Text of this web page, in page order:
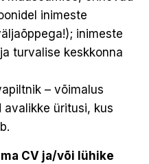
inimeste
inimeste
turvalise keskkonna
– võimalus
üritusi, kus
CV ja/või lühike